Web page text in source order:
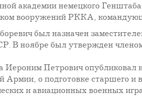
академии немецкого
вооружений РККА,
был назначен
В ноябре был утвержден
Иероним Петрович опубликовал
Армии, о подготовке старшего
и авиационных военных